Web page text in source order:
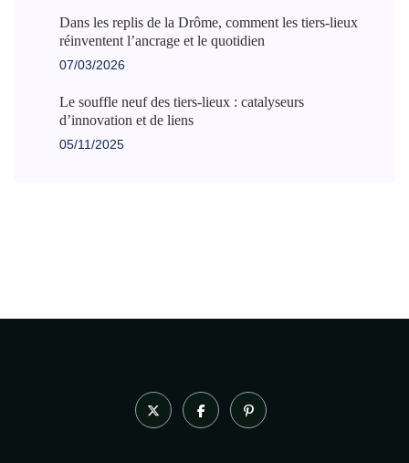
Dans les replis de la Drôme, comment les tiers-lieux
réinventent l’ancrage et le quotidien
07/03/2026
Le souffle neuf des tiers-lieux : catalyseurs
d’innovation et de liens
05/11/2025